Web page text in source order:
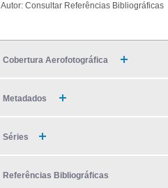
Autor: Consultar Referências Bibliográficas
Cobertura Aerofotográfica
Metadados
Séries
Referências Bibliográficas